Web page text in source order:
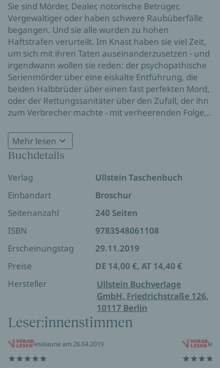
Sie sind Mörder, Dealer, notorische Betrüger,
Vergewaltiger oder haben schwere Raubüberfälle
begangen. Und sie alle wurden zu hohen
Haftstrafen verurteilt. Im Knast haben sie viel Zeit,
um sich mit ihren Taten auseinanderzusetzen - und
irgendwann wollen sie reden: der psychopathische
Serienmörder über eine eiskalte Entführung, die
beiden Halbbrüder über einen fast perfekten Mord,
oder der Rettungssanitäter über den Zufall, der ihn
zum Verbrecher machte - mit verheerenden Folgen.
tief in den Abgrund ihrer Seele blicken. Die besten
dieser Geschichten hat er hier aufgeschrieben.
Wahre Geschichten, die unter die Haut gehen.
Mehr lesen
Buchdetails
Verlag
Ullstein Taschenbuch
Einbandart
Broschur
Seitenanzahl
240 Seiten
ISBN
9783548061108
Erscheinungstag
29.11.2019
Preise
DE 14,00 €, AT 14,40 €
Hersteller
Ullstein Buchverlage
GmbH, Friedrichstraße 126,
10117 Berlin
Leser:innenstimmen
leselaune am 26.04.2019